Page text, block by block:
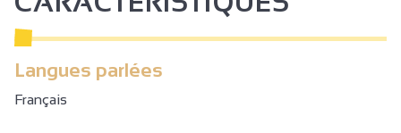
Langues parlées
Français